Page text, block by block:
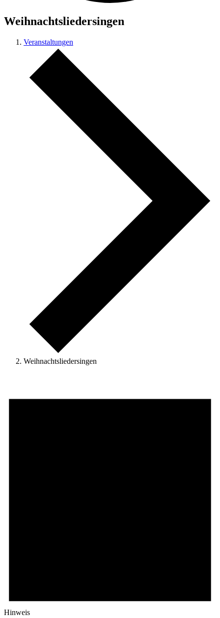
Weihnachtsliedersingen
Veranstaltungen
Weihnachtsliedersingen
Hinweis